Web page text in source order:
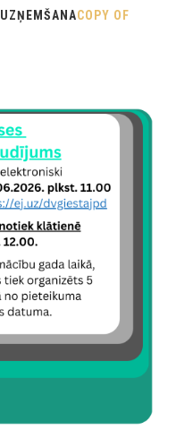
UZŅEMŠANACOPY OF